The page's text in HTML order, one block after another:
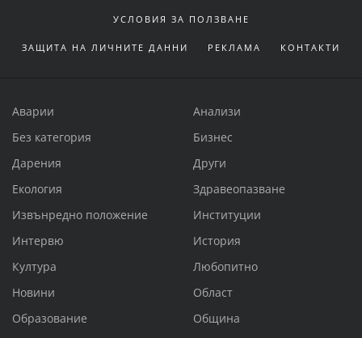
УСЛОВИЯ ЗА ПОЛЗВАНЕ
ЗАЩИТА НА ЛИЧНИТЕ ДАННИ РЕКЛАМА КОНТАКТИ
Аварии
Анализи
Без категория
Бизнес
Дарения
Други
Екология
Здравеопазване
Извънредно положение
Институции
Интервю
История
Култура
Любопитно
Новини
Област
Образование
Община